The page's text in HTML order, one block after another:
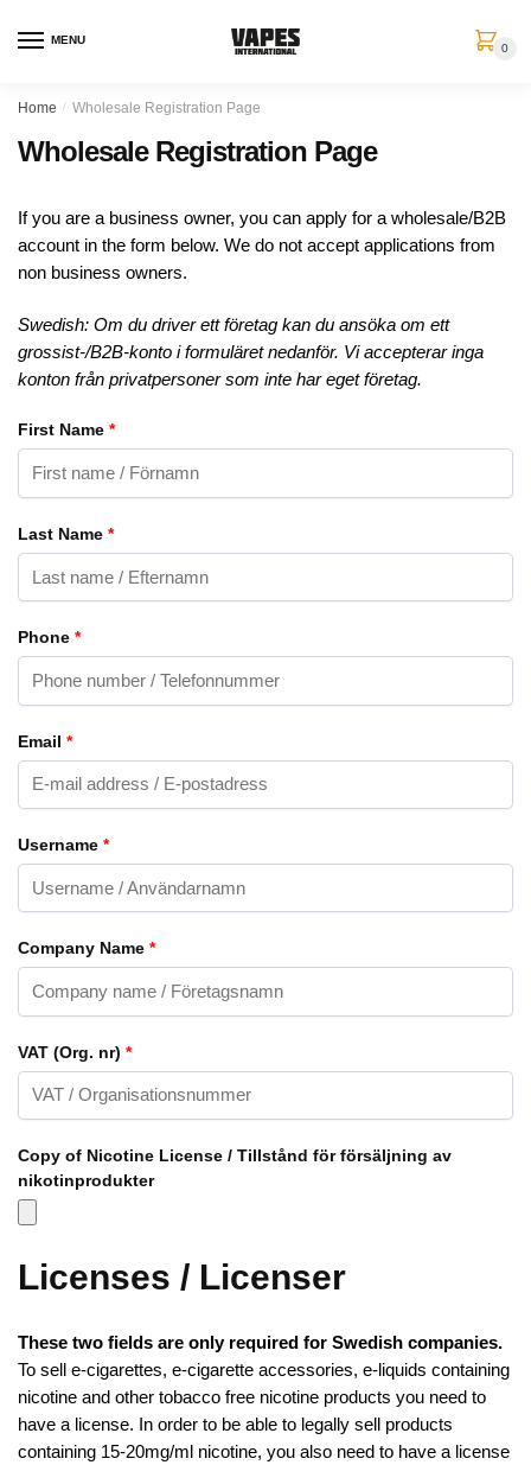
MENU
0
Home / Wholesale Registration Page
Wholesale Registration Page
If you are a business owner, you can apply for a wholesale/B2B
account in the form below. We do not accept applications from
non business owners.
Swedish: Om du driver ett företag kan du ansöka om ett
grossist-/B2B-konto i formuläret nedanför. Vi accepterar inga
konton från privatpersoner som inte har eget företag.
First Name *
Last Name *
Phone *
Email *
Username *
Company Name *
VAT (Org. nr) *
Copy of Nicotine License / Tillstånd för försäljning av
nikotinprodukter
Licenses / Licenser
These two fields are only required for Swedish companies.
To sell e-cigarettes, e-cigarette accessories, e-liquids containing
nicotine and other tobacco free nicotine products you need to
have a license. In order to be able to legally sell products
containing 15-20mg/ml nicotine, you also need to have a license